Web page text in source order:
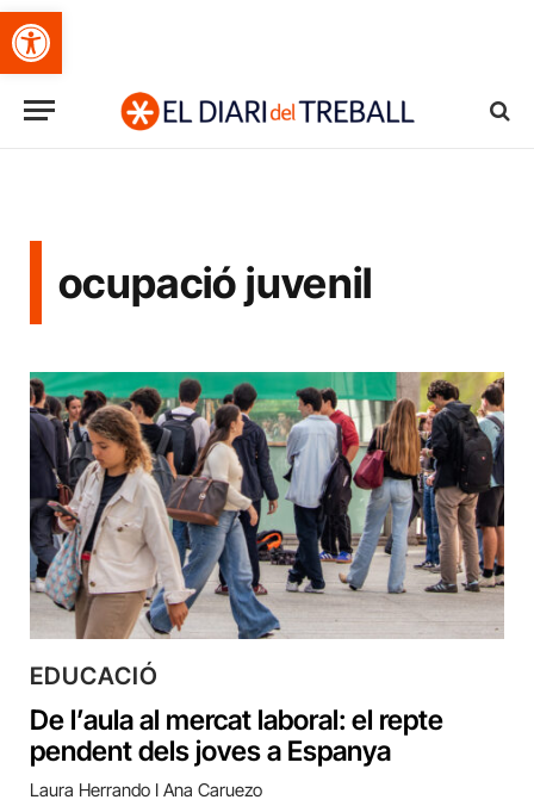
Obre la barra d'eines
ocupació juvenil
EDUCACIÓ
De l’aula al mercat laboral: el repte
pendent dels joves a Espanya
Laura Herrando I Ana Caruezo